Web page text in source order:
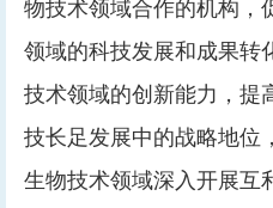
物技术领域合作的机构，
领域的科技发展和成果转
技术领域的创新能力，提
技长足发展中的战略地位
生物技术领域深入开展互